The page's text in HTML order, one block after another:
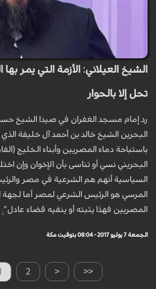
الشيخ العيلاني: الأزمة التي يمر
تحل إلا بالحوار
رد إمام مسجد الغفران في صيدا الشيخ
البحرين الشيخ خالد بن أحمد آل خليفة
باستباحة دماء المصريين وأبناء الخليج
البحريني نسي أو تناسى بأن الإخوان وإن
السياسية أنهم هم الشرعية في مصر
المرسي هو الرئيس الشرعي لمصر أما لجهة
المصريين فهذا يثبته أو ينفيه قضاء عادل”.ِ
الجمعة 7 يوليو 2017 - 08:04 بتوقيت مكة
1 2 < <<